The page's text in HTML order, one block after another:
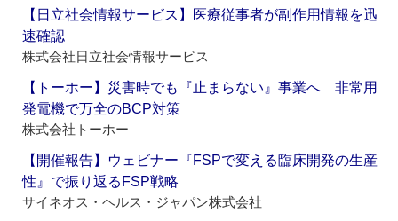
【日立社会情報サービス】医療従事者が副作用情報を迅
速確認
株式会社日立社会情報サービス
【トーホー】災害時でも『止まらない』事業へ 非常用
発電機で万全のBCP対策
株式会社トーホー
【開催報告】ウェビナー『FSPで変える臨床開発の生産
性』で振り返るFSP戦略
サイネオス・ヘルス・ジャパン株式会社